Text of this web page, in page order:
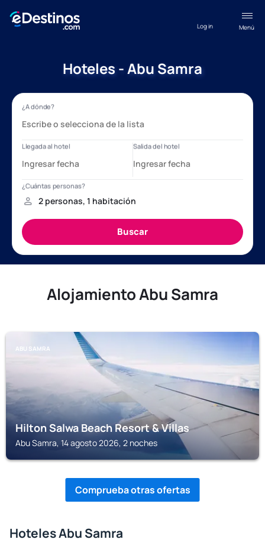
Menú
Log in
Hoteles - Abu Samra
Alojamiento Abu Samra
ABU SAMRA
Hilton Salwa Beach Resort & Villas
Abu Samra, 14 agosto 2026, 2 noches
Comprueba otras ofertas
Hoteles Abu Samra